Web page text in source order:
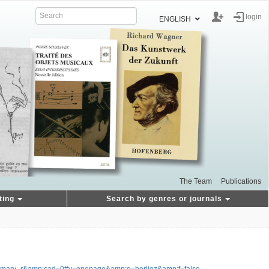
ENGLISH login
The Team Publications
Search by genres or journals